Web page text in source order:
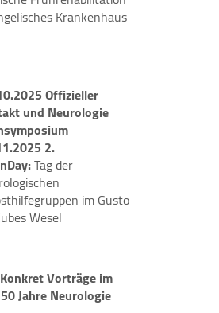
Krankenhaus
Offizieller
und Neurologie
2.
Tag der
im Gusto
Wesel
Vorträge im
Jahre Neurologie